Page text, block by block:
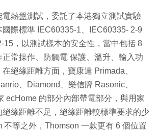
電熱盤測試，委託了本港獨立測試實驗
際標準 IEC60335-1、IEC60335- 2-9
15，以測試樣本的安全性，當中包括 8
常操作、防觸電 保護、溫升、輸入功
絕緣距離方面，寶康達 Primada、
、Diamond、樂信牌 Rasonic、
ecHome 的部分內部帶電部分，與用家
緣距離不足，絕緣距離較標準要求的少
不等之外，Thomson 一款更有 6 個位置